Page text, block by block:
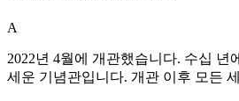
A
2022년 4월에 개관했습니다. 수십
세운 기념관입니다. 개관 이후 모든